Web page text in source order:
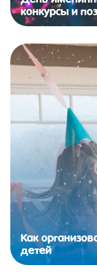
конкурсы и
Как
детей